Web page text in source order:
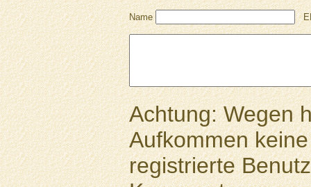
Name
Achtung: Wegen
Aufkommen
registrierte